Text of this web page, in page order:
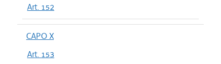
Art. 152
CAPO X
Art. 153